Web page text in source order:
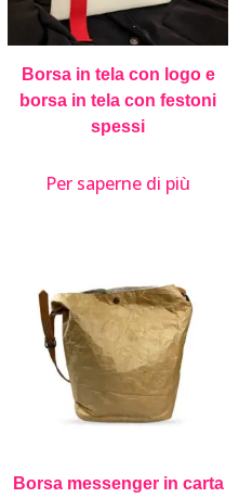
Borsa in tela con logo e
borsa in tela con festoni
spessi
Per saperne di più
Borsa messenger in carta